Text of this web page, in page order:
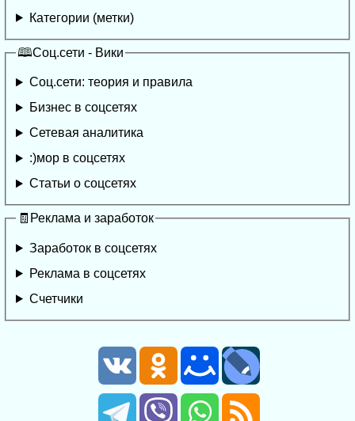
Категории (метки)
🕮Соц.сети - Вики
Соц.сети: теория и правила
Бизнес в соцсетях
Сетевая аналитика
:)мор в соцсетях
Статьи о соцсетях
🧾Реклама и заработок
Заработок в соцсетях
Реклама в соцсетях
Счетчики